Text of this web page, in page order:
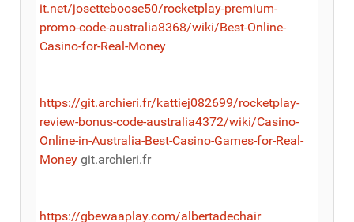
it.net/josetteboose50/rocketplay-premium-
promo-code-australia8368/wiki/Best-Online-
Casino-for-Real-Money
https://git.archieri.fr/kattiej082699/rocketplay-
review-bonus-code-australia4372/wiki/Casino-
Online-in-Australia-Best-Casino-Games-for-Real-
Money git.archieri.fr
https://gbewaaplay.com/albertadechair